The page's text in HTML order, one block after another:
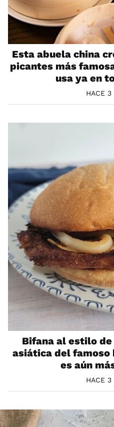
Esta abuela china
picantes más
usa ya en
HACE 3
Bifana al estilo
asiática del
es aún
HACE 3